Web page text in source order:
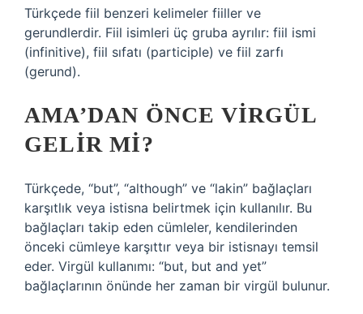
Türkçede fiil benzeri kelimeler fiiller ve
gerundlerdir. Fiil isimleri üç gruba ayrılır: fiil ismi
(infinitive), fiil sıfatı (participle) ve fiil zarfı
(gerund).
AMA’DAN ÖNCE VIRGÜL
GELIR MI?
Türkçede, “but”, “although” ve “lakin” bağlaçları
karşıtlık veya istisna belirtmek için kullanılır. Bu
bağlaçları takip eden cümleler, kendilerinden
önceki cümleye karşıttır veya bir istisnayı temsil
eder. Virgül kullanımı: “but, but and yet”
bağlaçlarının önünde her zaman bir virgül bulunur.